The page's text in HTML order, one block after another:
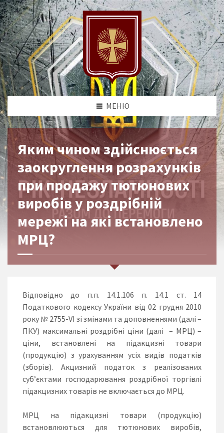
МЕНЮ
Яким чином здійснюється
заокруглення розрахунків
при продажу тютюнових
виробів у роздрібній
мережі на які встановлено
МРЦ?
Відповідно до п.п. 14.1.106 п. 14.1 ст. 14
Податкового кодексу України від 02 грудня 2010
року № 2755-VI зі змінами та доповненнями (далі –
ПКУ) максимальні роздрібні ціни (далі – МРЦ) –
ціни, встановлені на підакцизні товари
(продукцію) з урахуванням усіх видів податків
(зборів). Акцизний податок з реалізованих
суб’єктами господарювання роздрібної торгівлі
підакцизних товарів не включається до МРЦ.
МРЦ на підакцизні товари (продукцію)
встановлюються для тютюнових виробів,